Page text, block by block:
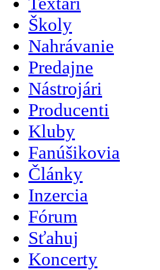
Školy
Nahrávanie
Predajne
Nástrojári
Producenti
Kluby
Fanúšikovia
Články
Inzercia
Fórum
Sťahuj
Koncerty